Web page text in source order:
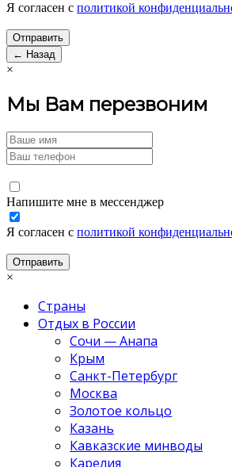
Я согласен с политикой
← Назад
×
Мы Вам перезвоним
Напишите мне в мессенджер
Я согласен с политикой
×
Страны
Отдых в России
Сочи — Анапа
Крым
Санкт-Петербург
Москва
Золотое кольцо
Казань
Кавказские минводы
Карелия